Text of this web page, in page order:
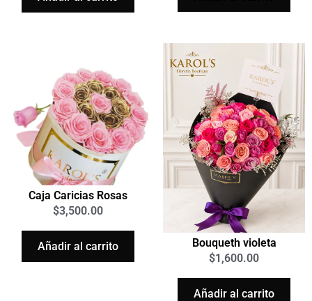
Caja Caricias Rosas
$3,500.00
Añadir al carrito
Bouqueth violeta
$1,600.00
Añadir al carrito